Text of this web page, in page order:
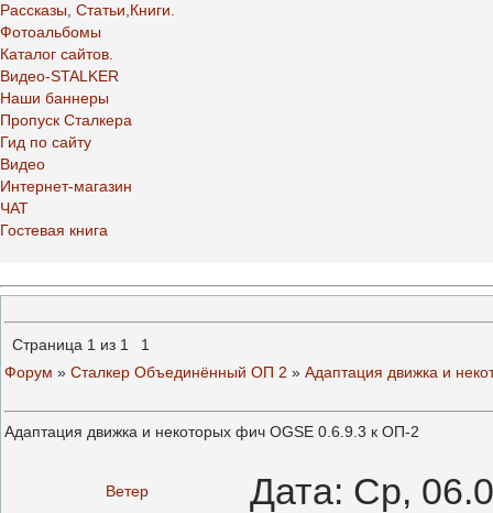
Рассказы, Статьи,Книги.
Фотоальбомы
Каталог сайтов.
Видео-STALKER
Наши баннеры
Пропуск Сталкера
Гид по сайту
Видео
Интернет-магазин
ЧАТ
Гостевая книга
Страница 1 из 1
1
Форум » Сталкер Объединённый ОП 2 » Адаптация движка и
Адаптация движка и некоторых фич OGSE 0.6.9.3 к ОП-2
Ветер Дата: Ср,